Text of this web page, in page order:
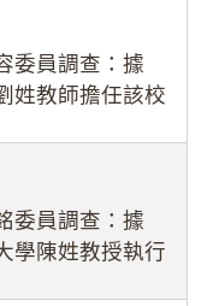
，歷經該校校園
委員調查：據
姓教師擔任該校
像並以手機傳送
委員調查：據
學陳姓教授執行